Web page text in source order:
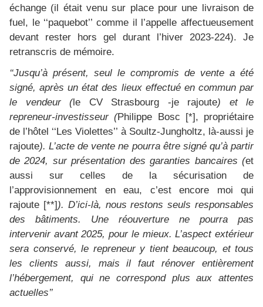
échange (il était venu sur place pour une livraison de
fuel, le ‘‘paquebot’’ comme il l’appelle affectueusement
devant rester hors gel durant l’hiver 2023-224). Je
retranscris de mémoire.
‘‘Jusqu’à présent, seul le compromis de vente a été
signé, après un état des lieux effectué en commun par
le vendeur (le CV Strasbourg -je rajoute) et le
repreneur-investisseur (Philippe Bosc [*], propriétaire
de l’hôtel ‘‘Les Violettes’’ à Soultz-Jungholtz, là-aussi je
rajoute). L’acte de vente ne pourra être signé qu’à partir
de 2024, sur présentation des garanties bancaires (et
aussi sur celles de la sécurisation de
l’approvisionnement en eau, c’est encore moi qui
rajoute [**]). D’ici-là, nous restons seuls responsables
des bâtiments. Une réouverture ne pourra pas
intervenir avant 2025, pour le mieux. L’aspect extérieur
sera conservé, le repreneur y tient beaucoup, et tous
les clients aussi, mais il faut rénover entièrement
l’hébergement, qui ne correspond plus aux attentes
actuelles’’